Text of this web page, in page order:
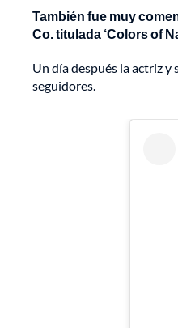
También fue muy
Co. titulada ‘Colors of
Un día después la actriz
seguidores.